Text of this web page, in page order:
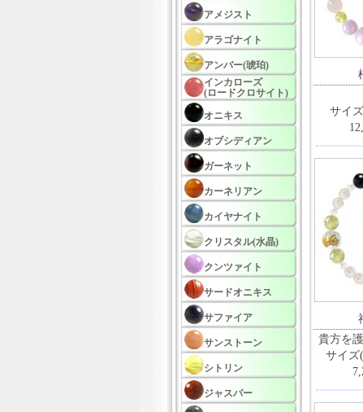
アメジスト
アラゴナイト
アンバー(琥珀)
インカローズ
(ロードクロサイト)
オニキス
オブシディアン
ガーネット
カーネリアン
カイヤナイト
クリスタル(水晶)
クンツァイト
サードオニキス
サファイア
サンストーン
シトリン
ジャスパー
サイ
貴方を
サイズ